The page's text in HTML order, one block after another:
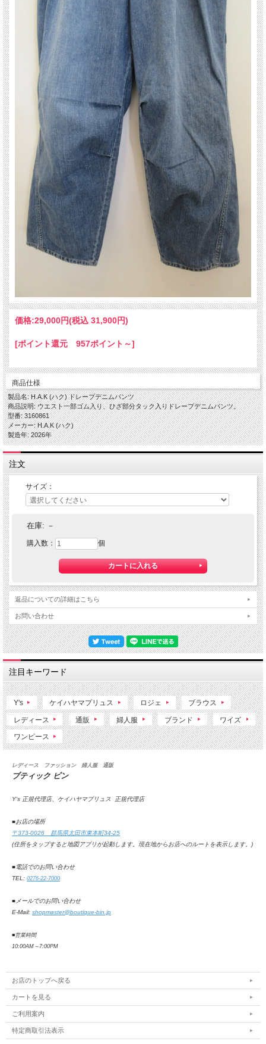
価格:29,000円(税込 31,900円)
[ポイント還元 957ポイント～]
商品仕様
製品名: H.A.K (ハク) ドレープデニムパンツ
商品説明: ウエスト一部ゴム入り、ひざ部分タック入りドレープデニムパンツ。
型番: 3160861
メーカー: H.A.K (ハク)
製造年: 2026年
注文
サイズ：
在庫: －
購入数： 個
返品についての詳細はこちら
お問い合わせ
注目キーワード
Y's ケイハヤマプリュス ロジェ ブラウス
レディース 通販 婦人服 ブランド ワイズ
ワンピース
レディース ファッション 婦人服 通販
ブティック ビン
Y's 正規代理店、ケイハヤマプリュス 正規代理店
■お店の場所
〒373-0026 群馬県太田市東本町34-25
(住所をタップすると地図アプリが起動します。 現在地からお店へのルートを表示します。 )
■電話でのお問い合わせ
TEL: 0276-22-7000
■メールでのお問い合わせ
E-Mail: shopmaster@boutique-bin.jp
■営業時間
10:00AM ～ 7:00PM
お店のトップへ戻る
カートを見る
ご利用案内
特定商取引法表示